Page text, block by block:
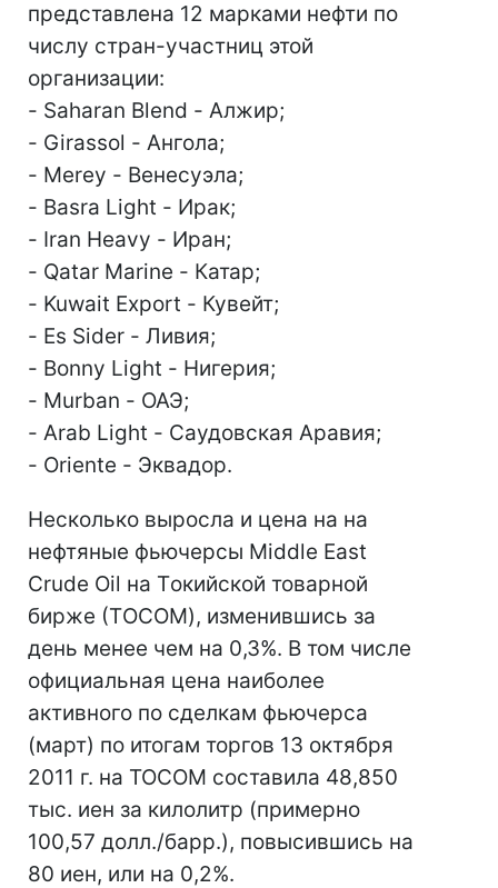
представлена 12 марками нефти по
числу стран-участниц этой
организации:
- Saharan Blend - Алжир;
- Girassol - Ангола;
- Merey - Венесуэла;
- Basra Light - Ирак;
- Iran Heavy - Иран;
- Qatar Marine - Катар;
- Kuwait Export - Кувейт;
- Es Sider - Ливия;
- Bonny Light - Нигерия;
- Murban - ОАЭ;
- Arab Light - Саудовская Аравия;
- Oriente - Эквадор.
Несколько выросла и цена на на
нефтяные фьючерсы Middle East
Crude Oil на Tокийской товарной
бирже (ТOCOM), изменившись за
день менее чем на 0,3%. В том числе
официальная цена наиболее
активного по сделкам фьючерса
(март) по итогам торгов 13 октября
2011 г. на TOCOM составила 48,850
тыс. иен за килолитр (примерно
100,57 долл./барр.), повысившись на
80 иен, или на 0,2%.